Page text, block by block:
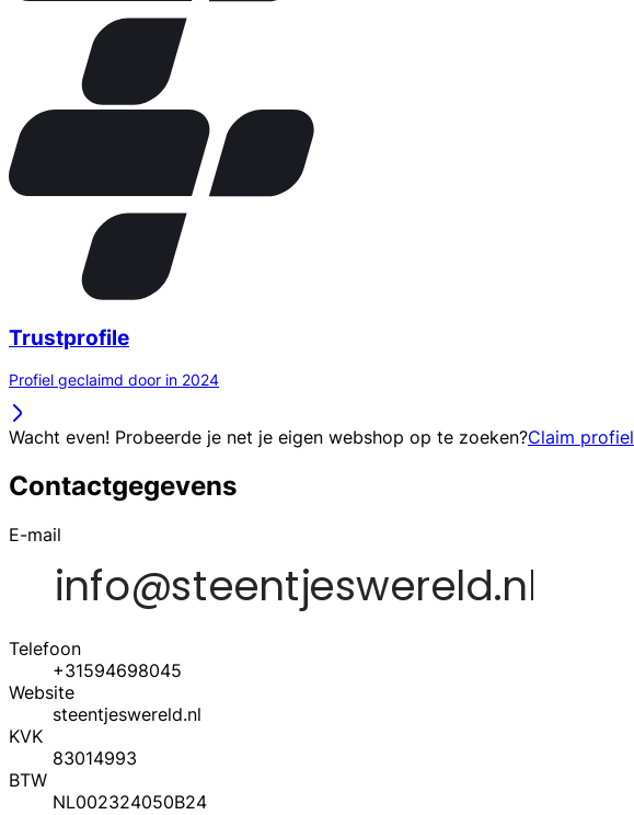
Trustprofile
Profiel geclaimd door in 2024
Wacht even! Probeerde je net je eigen webshop op te zoeken?Claim profiel
Contactgegevens
E-mail
Telefoon
+31594698045
Website
steentjeswereld.nl
KVK
83014993
BTW
NL002324050B24